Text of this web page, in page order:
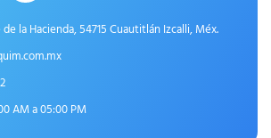
de la Hacienda, 54715 Cuautitlán Izcalli, Méx.
AM a 05:00 PM